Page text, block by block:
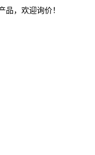
品，欢迎询价！